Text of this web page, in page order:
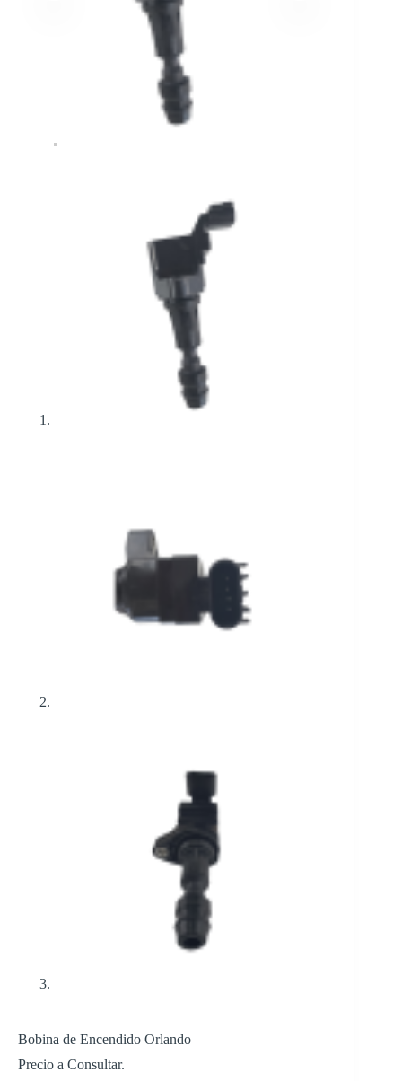
Bobina de Encendido Orlando
Precio a Consultar.